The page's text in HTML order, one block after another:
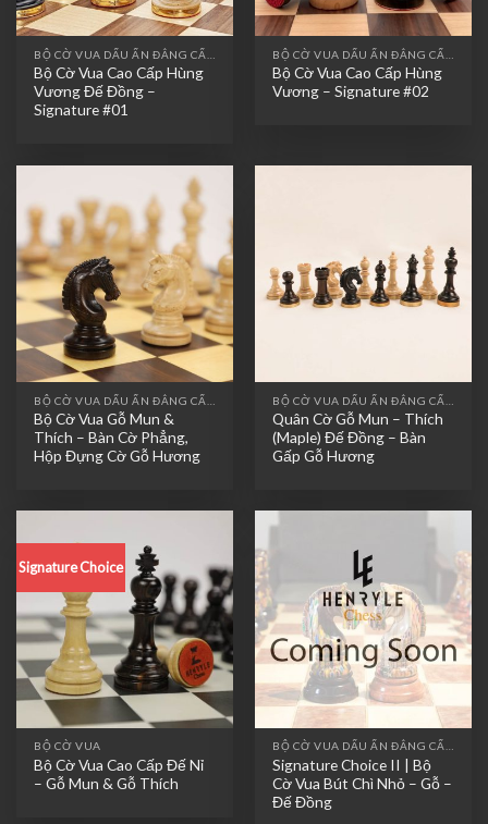
Bộ Cờ Vua Cao Cấp Hùng
Vương Đế Đồng –
Signature #01
Bộ Cờ Vua Cao Cấp Hùng
Vương – Signature #02
Bộ Cờ Vua Gỗ Mun &
Thích – Bàn Cờ Phẳng,
Hộp Đựng Cờ Gỗ Hương
Quân Cờ Gỗ Mun – Thích
(Maple) Đế Đồng – Bàn
Gấp Gỗ Hương
Signature Choice
BỘ CỜ VUA
Bộ Cờ Vua Cao Cấp Đế Nỉ
– Gỗ Mun & Gỗ Thích
BỘ CỜ VUA DẤU ẤN ĐẲNG CẤP - SIGNATURE CHOICES
Signature Choice II | Bộ
Cờ Vua Bút Chì Nhỏ – Gỗ –
Đế Đồng